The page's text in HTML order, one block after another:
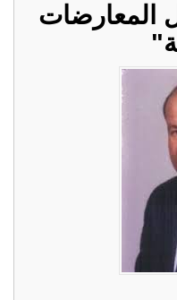
المعارضات